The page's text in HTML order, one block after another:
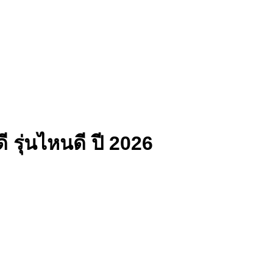
รุ่นไหนดี ปี 2026